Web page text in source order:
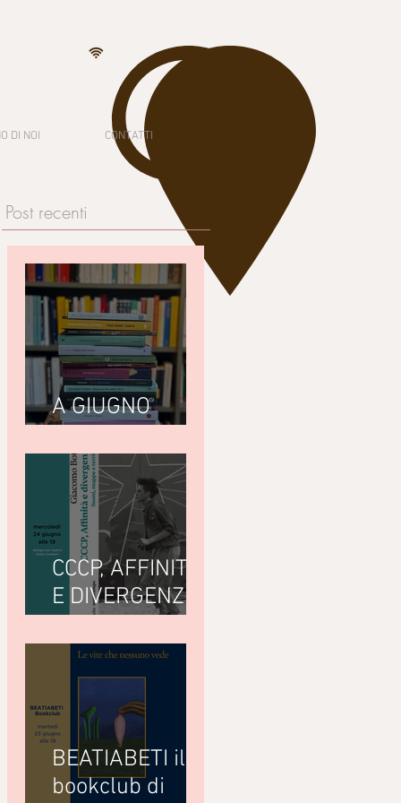
DI NOI CONTATTI
Post recenti
A GIUGNO
CCCP, AFFINITÀ
E DIVERGENZE
Bottà
(Nottetempo)
BEATIABETI il
bookclub di